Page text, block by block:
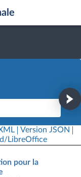
Version JSON
LibreOffice
pour la